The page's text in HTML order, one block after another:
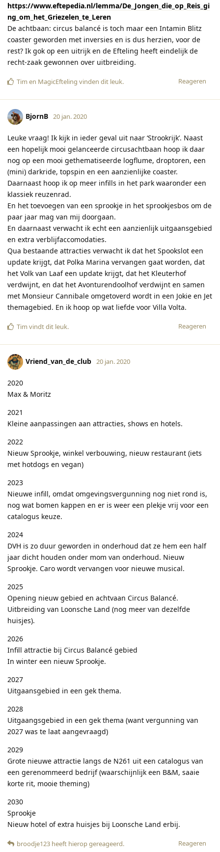
https://www.eftepedia.nl/lemma/De_Jongen_die_op_Reis_gi
ng_om_het_Griezelen_te_Leren
De achtbaan: circus balancé is toch maar een Intamin Blitz
coaster geworden met inversies en is dus herzien, voor de
rest? Ik gok op een uitrijk en de Efteling heeft eindelijk de
recht-zaak gewonnen over uitbreiding.
Reageren
Tim en MagicEfteling vinden dit leuk.
BjornB 20 jan. 2020
Leuke vraag! Ik kijk in ieder geval uit naar ‘Strookrijk’. Naast
een hopelijk mooi gelanceerde circusachtbaan hoop ik daar
nog op een mooi gethematiseerde logflume, droptoren, een
(mini) darkride, topspin en een aanzienlijke coaster.
Daarnaast hoop ik op meer infills in het park waaronder een
klassiek reuzenrad.
En het toevoegen van een sprookje in het sprookjesbos om de
paar jaar mag van mij doorgaan.
En daarnaast verwacht ik echt een aanzienlijk uitgaansgebied
en extra verblijfaccomodaties.
Qua bestaande attracties verwacht ik dat het Spookslot een
update krijgt, dat Polka Marina vervangen gaat worden, dat
het Volk van Laaf een update krijgt, dat het Kleuterhof
verdwijnt, en dat het Avonturendoolhof verdwijnt en samen
met Monsieur Cannibale omgetoverd wordt in een Jokie en Jet
themagebied. En ik hoop op wat liefde voor Villa Volta.
Reageren
Tim vindt dit leuk.
Vriend_van_de_club 20 jan. 2020
2020
Max & Moritz
2021
Kleine aanpassingen aan attracties, shows en hotels.
2022
Nieuw Sprookje, winkel verbouwing, nieuw restaurant (iets
met hotdogs en vegan)
2023
Nieuwe infill, omdat omgevingsvergunning nog niet rond is,
nog wat bomen kappen en er is weer een plekje vrij voor een
catalogus keuze.
2024
DVH is zo duur geworden in onderhoud dat ze hem een half
jaar dicht houden onder mom van onderhoud. Nieuw
Sprookje. Caro wordt vervangen voor nieuwe musical.
2025
Opening nieuw gebied en achtvaan Circus Balancé.
Uitbreiding van Loonsche Land (nog meer van dezelfde
huisjes).
2026
Infill attractie bij Circus Balancé gebied
In winter een nieuw Sprookje.
2027
Uitgaansgebied in een gek thema.
2028
Uitgaangsgebied in een gek thema (want vergunning van
2027 was te laat aangevraagd)
2029
Grote nieuwe attractie langs de N261 uit een catalogus van
een gerenommeerd bedrijf (waarschijnlijk een B&M, saaie
korte rit, mooie theming)
2030
Sprookje
Nieuw hotel of extra huisjes bij Loonsche Land erbij.
Reageren
broodje123 heeft hierop gereageerd.